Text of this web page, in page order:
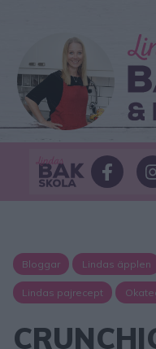
Bloggar Lindas äpplen
Lindas pajrecept